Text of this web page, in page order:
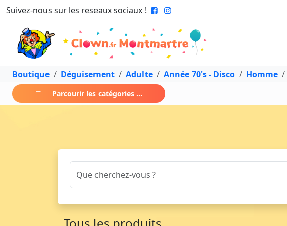
Suivez-nous sur les reseaux sociaux !
Boutique Déguisement Adulte Année 70's - Disco Homme
Parcourir les catégories ...